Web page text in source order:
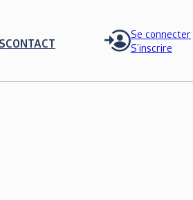
CONTACT
Se connecter
S’inscrire